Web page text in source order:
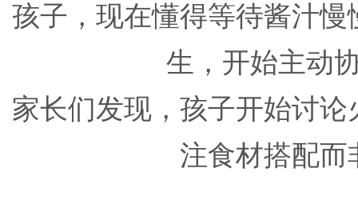
孩子，现在懂得等待酱汁
生，开始主动
家长们发现，孩子开始讨
注食材搭配而